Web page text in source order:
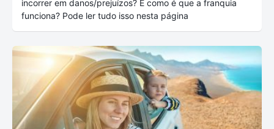
incorrer em danos/prejuízos? E como é que a franquia
funciona? Pode ler tudo isso nesta página